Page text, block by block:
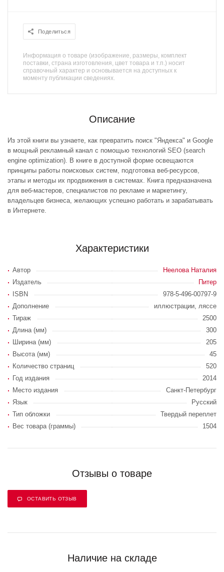
Поделиться
Информация о товаре (изображение, размеры, комплект
поставки, страна изготовления, цвет товара и т.п.) носит
справочный характер и основывается на доступных к
моменту публикации сведениях.
Описание
Из этой книги вы узнаете, как превратить поиск "Яндекса" и Google
в мощный рекламный канал с помощью технологий SEO (search
engine optimization). В книге в доступной форме освещаются
принципы работы поисковых систем, подготовка веб-ресурсов,
этапы и методы их продвижения в системах. Книга предназначена
для веб-мастеров, специалистов по рекламе и маркетингу,
владельцев бизнеса, желающих успешно работать и зарабатывать
в Интернете.
Характеристики
Автор
Неелова Наталия
Издатель
Питер
ISBN
978-5-496-00797-9
Дополнение
иллюстрации, ляссе
Тираж
2500
Длина (мм)
300
Ширина (мм)
205
Высота (мм)
45
Количество страниц
520
Год издания
2014
Место издания
Санкт-Петербург
Язык
Русский
Тип обложки
Твердый переплет
Вес товара (граммы)
1504
Отзывы о товаре
ОСТАВИТЬ ОТЗЫВ
Наличие на складе